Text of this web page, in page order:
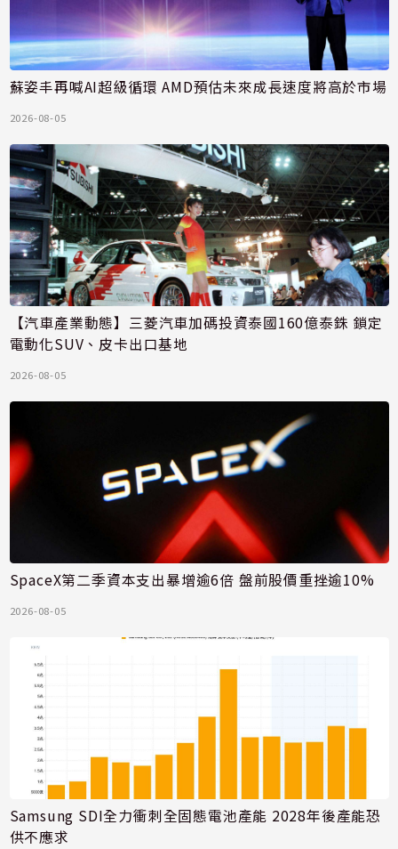
蘇姿丰再喊AI超級循環 AMD預估未來成長速度將高於市場
2026-08-05
【汽車產業動態】三菱汽車加碼投資泰國160億泰銖 鎖定
電動化SUV、皮卡出口基地
2026-08-05
SpaceX第二季資本支出暴增逾6倍 盤前股價重挫逾10%
2026-08-05
Samsung SDI全力衝刺全固態電池產能 2028年後產能恐
供不應求